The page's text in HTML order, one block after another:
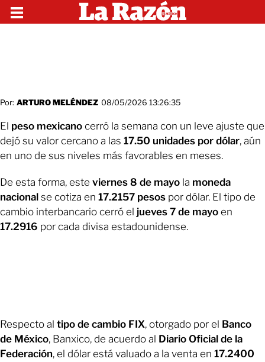
Por: ARTURO MELÉNDEZ 08/05/2026 13:26:35
El peso mexicano cerró la semana con un leve ajuste que
dejó su valor cercano a las 17.50 unidades por dólar, aún
en uno de sus niveles más favorables en meses.
De esta forma, este viernes 8 de mayo la moneda
nacional se cotiza en 17.2157 pesos por dólar. El tipo de
cambio interbancario cerró el jueves 7 de mayo en
17.2916 por cada divisa estadounidense.
Respecto al tipo de cambio FIX, otorgado por el Banco
de México, Banxico, de acuerdo al Diario Oficial de la
Federación, el dólar está valuado a la venta en 17.2400